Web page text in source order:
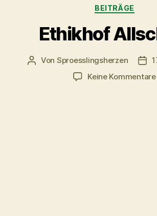
Kategorien
BEITRÄGE
Ethikhof
Beitragsautor
Von Sproesslingsherzen
Keine Kommentare